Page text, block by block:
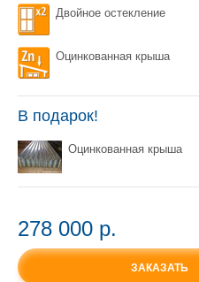
Двойное остекление
Оцинкованная крыша
В подарок!
Оцинкованная крыша
278 000 p.
ЗАКАЗАТЬ